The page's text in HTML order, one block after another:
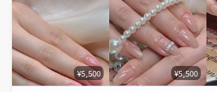
¥5,500 ¥5,500